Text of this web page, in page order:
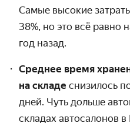
Самые высокие
38%, но это всё равно
год назад.
Среднее время
на складе снизилось
дней. Чуть дольше
складах автосалонов